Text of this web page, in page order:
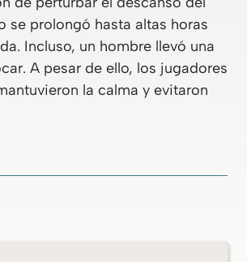
se prolongó hasta altas horas
Incluso, un hombre llevó una
A pesar de ello, los jugadores
la calma y evitaron